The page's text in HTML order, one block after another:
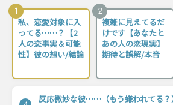
1
私、恋愛対象に入
ってる……？【2
人の恋事実＆可能
性】彼の想い/結論
2
複雑に見えてるだ
けです【あなたと
あの人の恋現実】
期待と誤解/本音
反応微妙な彼……（もう嫌われてる